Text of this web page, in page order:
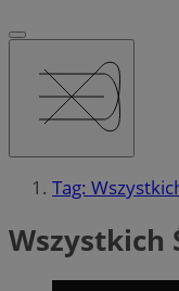
Tag:
Wszystkich